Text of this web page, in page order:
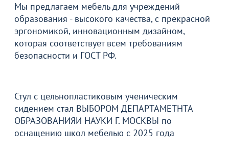
Мы предлагаем мебель для учреждений
образования - высокого качества, с прекрасной
эргономикой, инновационным дизайном,
которая соответствует всем требованиям
безопасности и ГОСТ РФ.
Стул с цельнопластиковым ученическим
сидением стал ВЫБОРОМ ДЕПАРТАМЕТНТА
ОБРАЗОВАНИЯИ НАУКИ Г. МОСКВЫ по
оснащению школ мебелью с 2025 года